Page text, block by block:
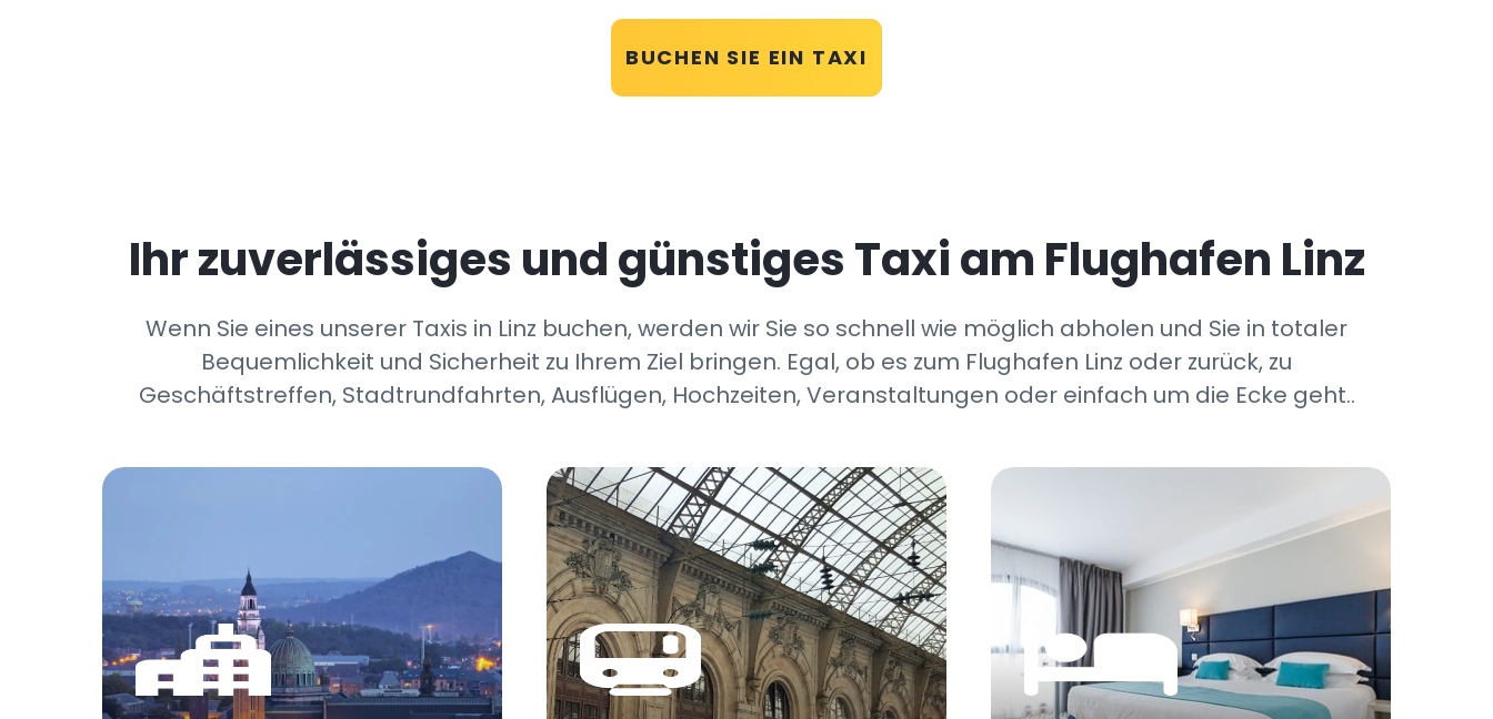
BUCHEN SIE EIN TAXI
Ihr zuverlässiges und günstiges Taxi am Flughafen Linz
Wenn Sie eines unserer Taxis in Linz buchen, werden wir Sie so schnell wie möglich abholen und Sie in totaler
Bequemlichkeit und Sicherheit zu Ihrem Ziel bringen. Egal, ob es zum Flughafen Linz oder zurück, zu
Geschäftstreffen, Stadtrundfahrten, Ausflügen, Hochzeiten, Veranstaltungen oder einfach um die Ecke geht..